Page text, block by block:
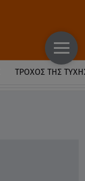
ΤΡΟΧΌΣ ΤΗΣ